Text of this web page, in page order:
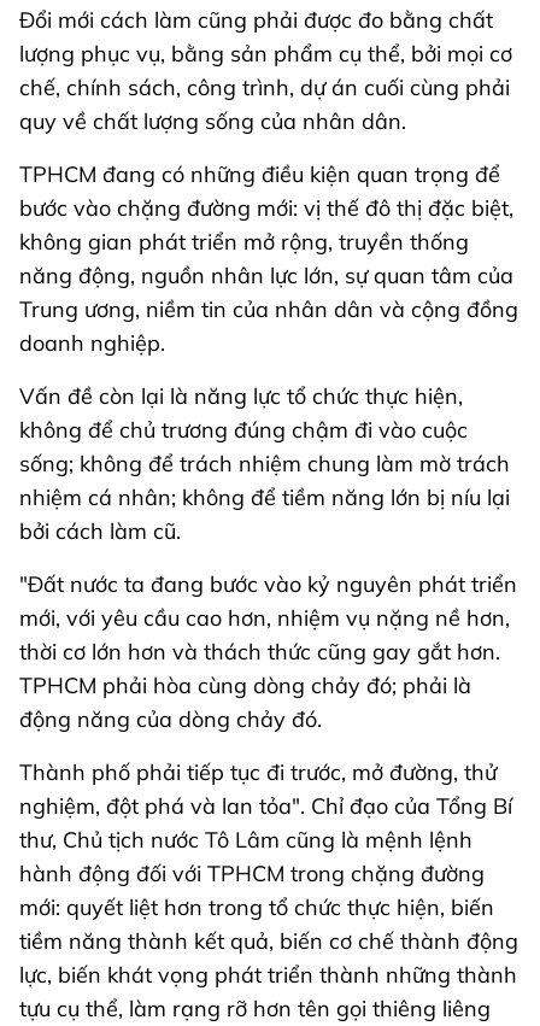
Đổi mới cách làm cũng phải được đo bằng chất
lượng phục vụ, bằng sản phẩm cụ thể, bởi mọi cơ
chế, chính sách, công trình, dự án cuối cùng phải
quy về chất lượng sống của nhân dân.
TPHCM đang có những điều kiện quan trọng để
bước vào chặng đường mới: vị thế đô thị đặc biệt,
không gian phát triển mở rộng, truyền thống
năng động, nguồn nhân lực lớn, sự quan tâm của
Trung ương, niềm tin của nhân dân và cộng đồng
doanh nghiệp.
Vấn đề còn lại là năng lực tổ chức thực hiện,
không để chủ trương đúng chậm đi vào cuộc
sống; không để trách nhiệm chung làm mờ trách
nhiệm cá nhân; không để tiềm năng lớn bị níu lại
bởi cách làm cũ.
"Đất nước ta đang bước vào kỷ nguyên phát triển
mới, với yêu cầu cao hơn, nhiệm vụ nặng nề hơn,
thời cơ lớn hơn và thách thức cũng gay gắt hơn.
TPHCM phải hòa cùng dòng chảy đó; phải là
động năng của dòng chảy đó.
Thành phố phải tiếp tục đi trước, mở đường, thử
nghiệm, đột phá và lan tỏa". Chỉ đạo của Tổng Bí
thư, Chủ tịch nước Tô Lâm cũng là mệnh lệnh
hành động đối với TPHCM trong chặng đường
mới: quyết liệt hơn trong tổ chức thực hiện, biến
tiềm năng thành kết quả, biến cơ chế thành động
lực, biến khát vọng phát triển thành những thành
tựu cụ thể, làm rạng rỡ hơn tên gọi thiêng liêng